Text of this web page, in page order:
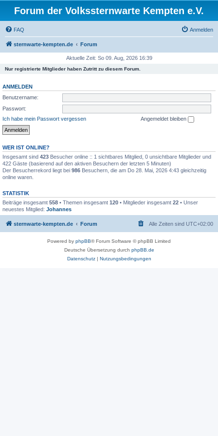
Forum der Volkssternwarte Kempten e.V.
FAQ Anmelden
sternwarte-kempten.de Forum
Aktuelle Zeit: So 09. Aug, 2026 16:39
Nur registrierte Mitglieder haben Zutritt zu diesem Forum.
ANMELDEN
Benutzername:
Passwort:
Ich habe mein Passwort vergessen
Angemeldet bleiben
WER IST ONLINE?
Insgesamt sind 423 Besucher online :: 1 sichtbares Mitglied, 0 unsichtbare Mitglieder und
422 Gäste (basierend auf den aktiven Besuchern der letzten 5 Minuten)
Der Besucherrekord liegt bei 986 Besuchern, die am Do 28. Mai, 2026 4:43 gleichzeitig
online waren.
STATISTIK
Beiträge insgesamt 558 • Themen insgesamt 120 • Mitglieder insgesamt 22 • Unser
neuestes Mitglied: Johannes
sternwarte-kempten.de Forum Alle Zeiten sind UTC+02:00
Powered by phpBB® Forum Software © phpBB Limited
Deutsche Übersetzung durch phpBB.de
Datenschutz| Nutzungsbedingungen